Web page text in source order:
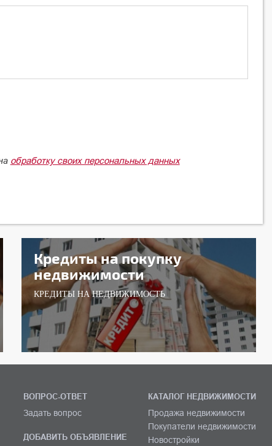
обработку своих персональных данных
Кредиты на покупку
недвижимости
КРЕДИТЫ НА НЕДВИЖИМОСТЬ
ВОПРОС-ОТВЕТ
Задать вопрос
ДОБАВИТЬ ОБЪЯВЛЕНИЕ
КАТАЛОГ НЕДВИЖИМОСТИ
Продажа недвижимости
Покупатели недвижимости
Новостройки